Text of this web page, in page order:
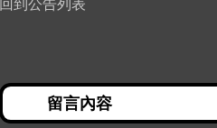
回到公告列表